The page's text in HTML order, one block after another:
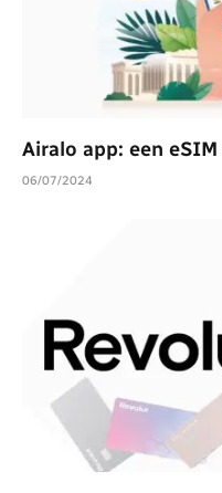
Airalo app: een
06/07/2024